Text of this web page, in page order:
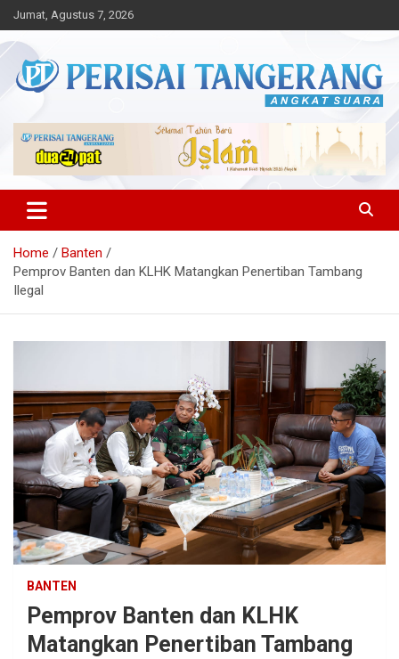
Skip
to
content
Jumat, Agustus 7, 2026
Perisai Tangerang – Angkat
Suara
Home
Banten
Pemprov Banten dan KLHK Matangkan Penertiban Tambang
Ilegal
BANTEN
Pemprov Banten dan KLHK
Matangkan Penertiban Tambang